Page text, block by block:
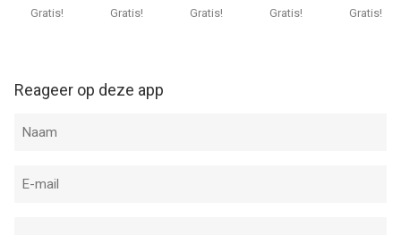
Gratis!
Gratis!
Gratis!
Gratis!
Gratis!
Reageer op deze app